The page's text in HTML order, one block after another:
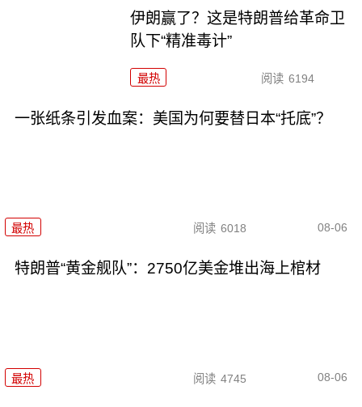
伊朗赢了？这是特朗普给革命卫
队下“精准毒计”
最热 阅读 6194
一张纸条引发血案：美国为何要替日本“托底”？
最热 阅读 6018 08-06
特朗普“黄金舰队”：2750亿美金堆出海上棺材
最热 阅读 4745 08-06